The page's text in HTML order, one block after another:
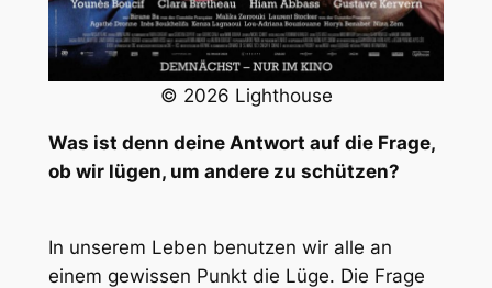
© 2026 Lighthouse
Was ist denn deine Antwort auf die Frage,
ob wir lügen, um andere zu schützen?
In unserem Leben benutzen wir alle an
einem gewissen Punkt die Lüge. Die Frage